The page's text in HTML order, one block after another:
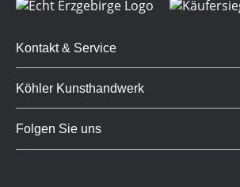
Kontakt & Service
Köhler Kunsthandwerk
Folgen Sie uns